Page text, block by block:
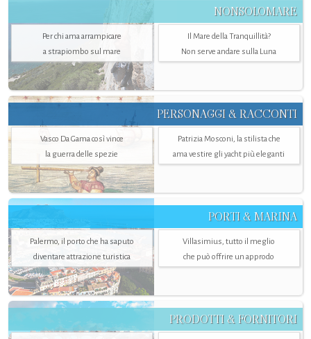
NONSOLOMARE
Per chi ama arrampicare
a strapiombo sul mare
Il Mare della Tranquillità?
Non serve andare sulla Luna
PERSONAGGI & RACCONTI
Vasco Da Gama così vince
la guerra delle spezie
Patrizia Mosconi, la stilista che
ama vestire gli yacht più eleganti
PORTI & MARINA
Palermo, il porto che ha saputo
diventare attrazione turistica
Villasimius, tutto il meglio
che può offrire un approdo
PRODOTTI & FORNITORI